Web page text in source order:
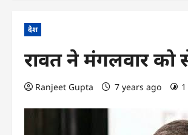
देश
रावत ने मंगलवार को
Ranjeet Gupta 7 years ago